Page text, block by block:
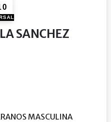
SANCHEZ
MASCULINA